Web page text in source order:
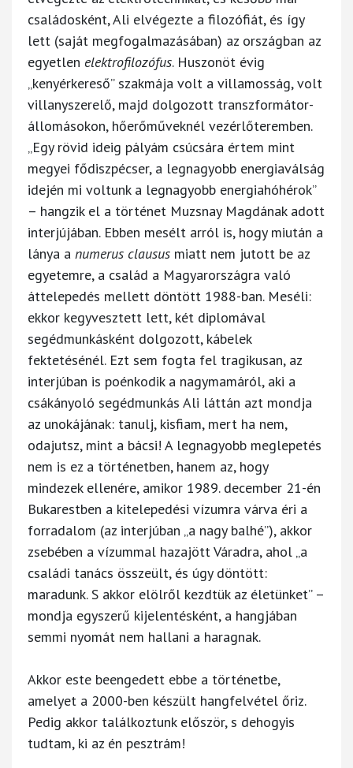
családosként, Ali elvégezte a filozófiát, és így
lett (saját megfogalmazásában) az országban az
egyetlen elektrofilozófus. Huszonöt évig
„kenyérkereső” szakmája volt a villamosság, volt
villanyszerelő, majd dolgozott transzformátor-
állomásokon, hőerőműveknél vezérlőteremben.
„Egy rövid ideig pályám csúcsára értem mint
megyei fődiszpécser, a legnagyobb energiaválság
idején mi voltunk a legnagyobb energiahóhérok”
– hangzik el a történet Muzsnay Magdának adott
interjújában. Ebben mesélt arról is, hogy miután a
lánya a numerus clausus miatt nem jutott be az
egyetemre, a család a Magyarországra való
áttelepedés mellett döntött 1988-ban. Meséli:
ekkor kegyvesztett lett, két diplomával
segédmunkásként dolgozott, kábelek
fektetésénél. Ezt sem fogta fel tragikusan, az
interjúban is poénkodik a nagymamáról, aki a
csákányoló segédmunkás Ali láttán azt mondja
az unokájának: tanulj, kisfiam, mert ha nem,
odajutsz, mint a bácsi! A legnagyobb meglepetés
nem is ez a történetben, hanem az, hogy
mindezek ellenére, amikor 1989. december 21-én
Bukarestben a kitelepedési vízumra várva éri a
forradalom (az interjúban „a nagy balhé”), akkor
zsebében a vízummal hazajött Váradra, ahol „a
családi tanács összeült, és úgy döntött:
maradunk. S akkor elölről kezdtük az életünket” –
mondja egyszerű kijelentésként, a hangjában
semmi nyomát nem hallani a haragnak.
Akkor este beengedett ebbe a történetbe,
amelyet a 2000-ben készült hangfelvétel őriz.
Pedig akkor találkoztunk először, s dehogyis
tudtam, ki az én pesztrám!